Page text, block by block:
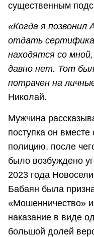
существенным
«Когда я позвонил
отдать
находятся со
давно нет. Тот
потрачен на
Николай.
Мужчина
поступка он
полицию, после
было возбуждено
2023 года
Бабаян была
«Мошенничество»
наказание в виде
большой долей